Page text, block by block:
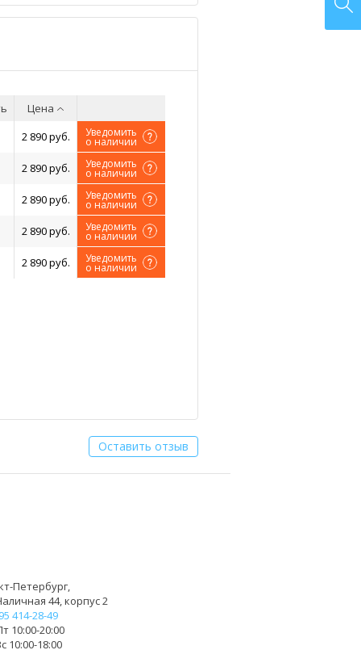
Цена
2 890 руб.
Уведомить
о наличии
2 890 руб. Уведомить
о наличии
2 890 руб. Уведомить
о наличии
2 890 руб. Уведомить
о наличии
2 890 руб. Уведомить
о наличии
Оставить отзыв
Петербург,
44, корпус 2
414-28-49
10:00-20:00
10:00-18:00